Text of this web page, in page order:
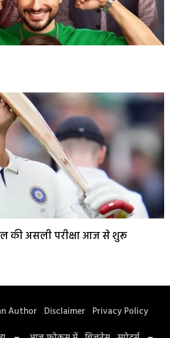
की असली परीक्षा आज से शुरू
Author Disclaimer Privacy Policy